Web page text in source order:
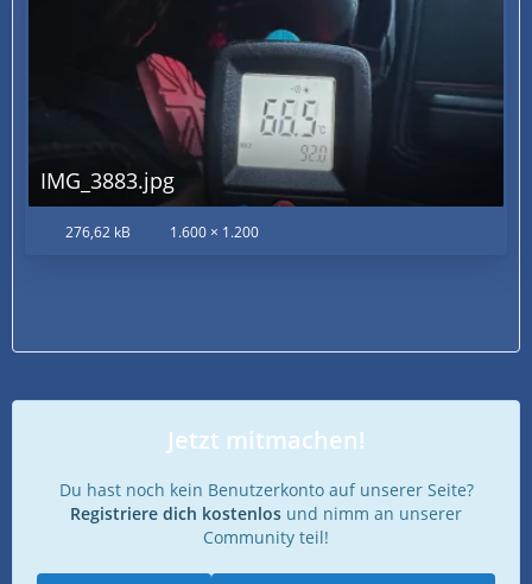
IMG_3883.jpg
276,62 kB 1.600 × 1.200
Jetzt mitmachen!
Du hast noch kein Benutzerkonto auf unserer Seite?
Registriere dich kostenlos und nimm an unserer
Community teil!